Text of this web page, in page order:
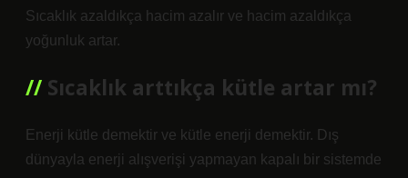
Sıcaklık azaldıkça hacim azalır ve hacim azaldıkça
yoğunluk artar.
Sıcaklık arttıkça kütle artar mı?
Enerji kütle demektir ve kütle enerji demektir. Dış
dünyayla enerji alışverişi yapmayan kapalı bir sistemde